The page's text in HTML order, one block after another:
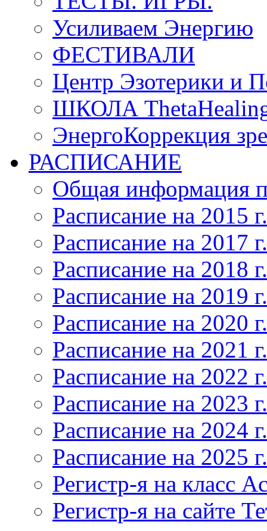
Усиливаем Энергию
ФЕСТИВАЛИ
Центр Эзотерики и
ШКОЛА
ЭнергоКоррекция
РАСПИСАНИЕ
Общая информация
Расписание на 2015 г.
Расписание на 2017 г.
Расписание на 2018 г.
Расписание на 2019 г.
Расписание на 2020 г.
Расписание на 2021 г.
Расписание на 2022 г.
Расписание на 2023 г.
Расписание на 2024 г.
Расписание на 2025 г.
Регистр-я на класс
Регистр-я на сайте